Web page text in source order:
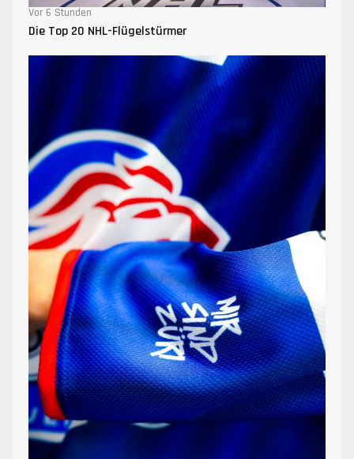
Vor 6 Stunden
Die Top 20 NHL-Flügelstürmer